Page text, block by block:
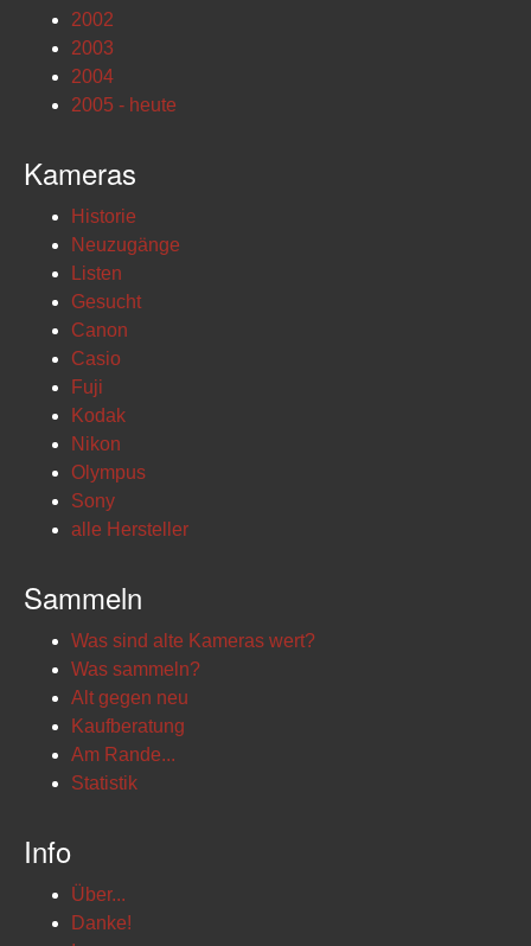
2002
2003
2004
2005 - heute
Kameras
Historie
Neuzugänge
Listen
Gesucht
Canon
Casio
Fuji
Kodak
Nikon
Olympus
Sony
alle Hersteller
Sammeln
Was sind alte Kameras wert?
Was sammeln?
Alt gegen neu
Kaufberatung
Am Rande...
Statistik
Info
Über...
Danke!